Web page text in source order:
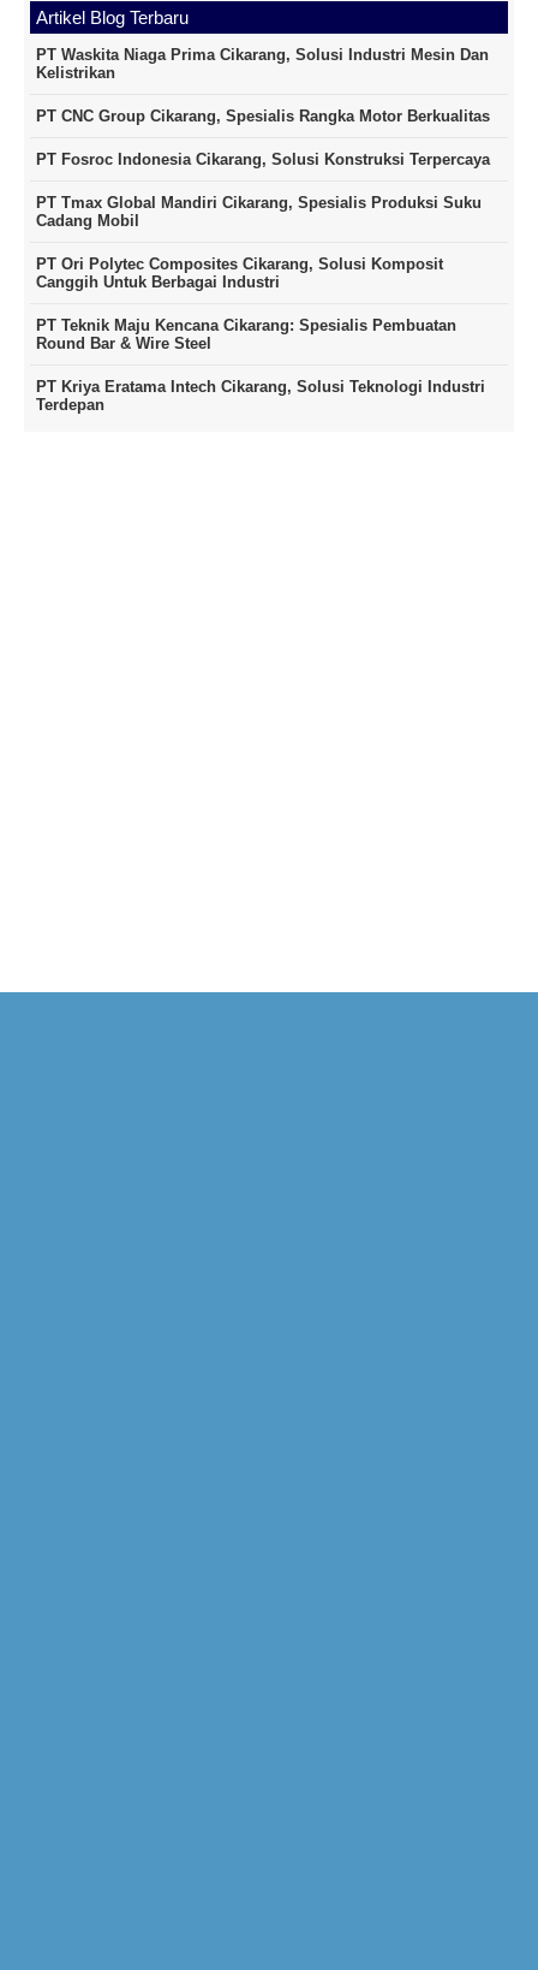
Artikel Blog Terbaru
PT Waskita Niaga Prima Cikarang, Solusi Industri Mesin Dan
Kelistrikan
PT CNC Group Cikarang, Spesialis Rangka Motor Berkualitas
PT Fosroc Indonesia Cikarang, Solusi Konstruksi Terpercaya
PT Tmax Global Mandiri Cikarang, Spesialis Produksi Suku
Cadang Mobil
PT Ori Polytec Composites Cikarang, Solusi Komposit
Canggih Untuk Berbagai Industri
PT Teknik Maju Kencana Cikarang: Spesialis Pembuatan
Round Bar & Wire Steel
PT Kriya Eratama Intech Cikarang, Solusi Teknologi Industri
Terdepan